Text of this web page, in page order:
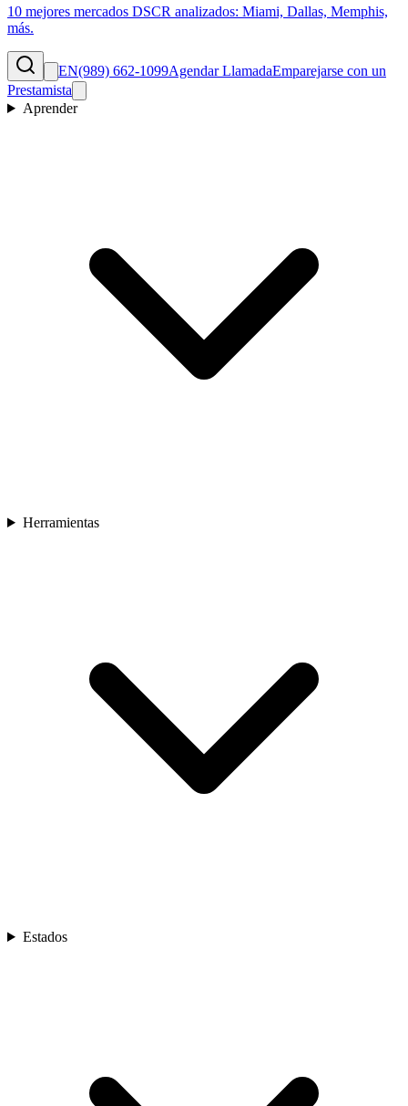
10 mejores mercados DSCR analizados: Miami, Dallas, Memphis,
más.
EN(989) 662-1099Agendar LlamadaEmparejarse con un
Prestamista
Aprender
Herramientas
Estados